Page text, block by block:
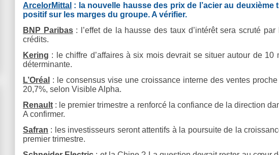
ArcelorMittal : la nouvelle hausse des prix de l’acier au
positif sur les marges du groupe. A vérifier.
BNP Paribas: l’effet de la hausse des taux d’intérêt sera scruté
crédits.
Kering : le chiffre d’affaires à six mois devrait se situer autour de
déterminante.
L’Oréal : le consensus vise une croissance interne des ventes
20,7%, selon Visible Alpha.
Renault : le premier trimestre a renforcé la confiance de la direction
A confirmer.
Safran : les investisseurs seront attentifs à la poursuite de la
premier trimestre.